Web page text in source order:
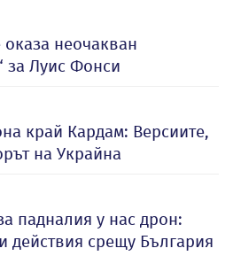
оказа неочакван
за Луис Фонси
край Кардам: Версиите,
на Украйна
падналия у нас дрон:
действия срещу България